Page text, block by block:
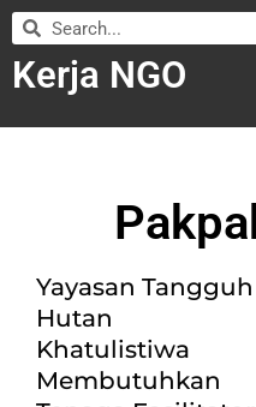
Kerja NGO
Yayasan Tangguh
Hutan
Khatulistiwa
Membutuhkan